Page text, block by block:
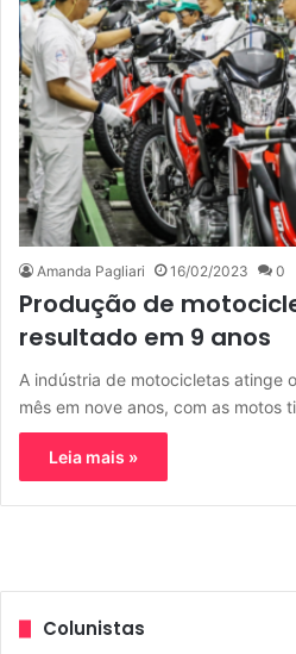
Amanda Pagliari 16/02/2023 0
Produção de
resultado em 9 anos
A indústria de motocicletas atinge
mês em nove anos, com as motos
Leia mais »
Colunistas